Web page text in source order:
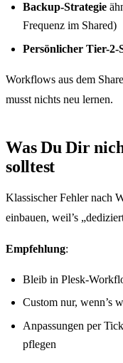
Backup-Strategie
Frequenz im Shared)
Persönlicher Tier-2-
Workflows aus dem
musst nichts neu lernen.
Was Du Dir
solltest
Klassischer Fehler nach
einbauen, weil’s
Empfehlung:
Bleib in Plesk-
Custom nur, wenn’s
Anpassungen per
pflegen